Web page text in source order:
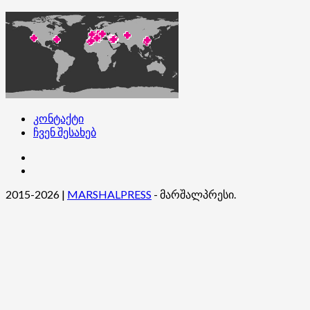
კონტაქტი
ჩვენ შესახებ
2015-2026 | MARSHALPRESS - მარშალპრესი.